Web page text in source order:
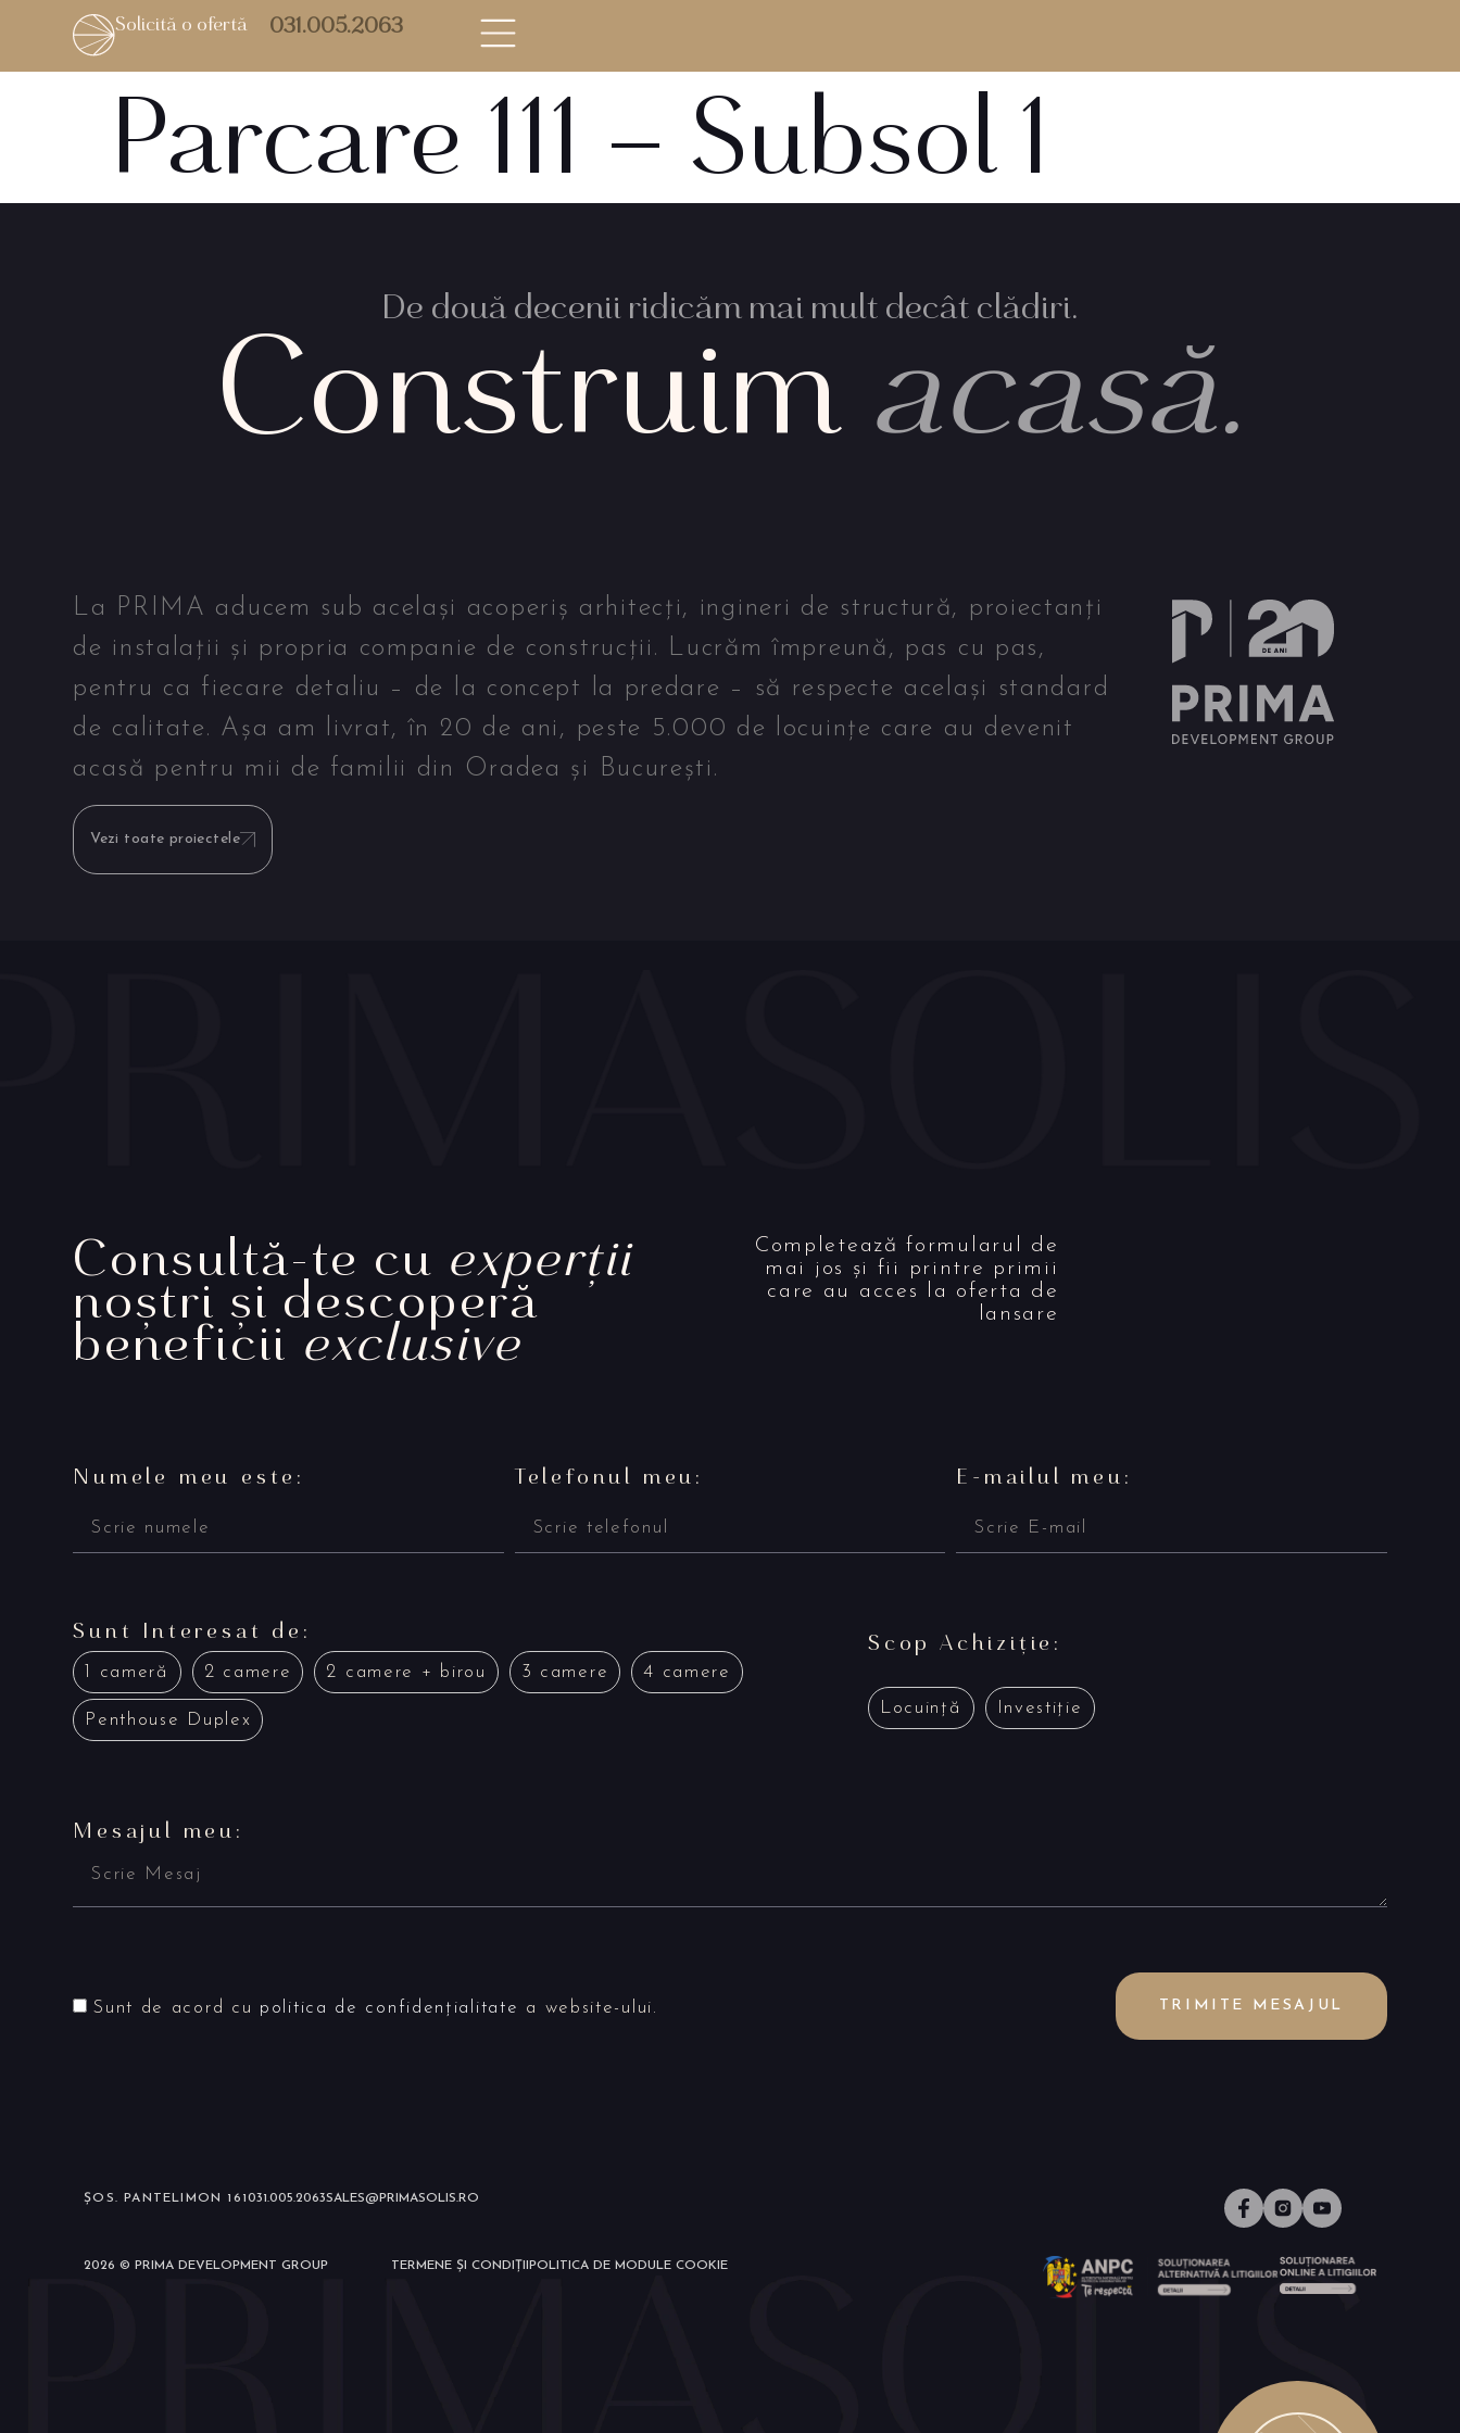
Solicită o ofertă 031.005.2063
Parcare 111 – Subsol 1
De două decenii ridicăm mai mult decât clădiri.
Construim acasă.
La PRIMA aducem sub același acoperiș arhitecți, ingineri de structură, proiectanți
de instalații și propria companie de construcții. Lucrăm împreună, pas cu pas,
pentru ca fiecare detaliu – de la concept la predare – să respecte același standard
de calitate. Așa am livrat, în 20 de ani, peste 5.000 de locuințe care au devenit
acasă pentru mii de familii din Oradea și București.
Vezi toate proiectele
Consultă-te cu experții
noștri și descoperă
beneficii exclusive
Completează formularul de
mai jos și fii printre primii
care au acces la oferta de
lansare
Numele meu este: Telefonul meu: E-mailul meu:
Sunt Interesat de:
1 cameră 2 camere 2 camere + birou 3 camere 4 camere
Penthouse Duplex
Scop Achiziție:
Locuință Investiție
Mesajul meu:
Sunt de acord cu politica de confidențialitate a website-ului. TRIMITE MESAJUL
ȘOS. PANTELIMON 161 031.005.2063SALES@PRIMASOLIS.RO
2026 © PRIMA DEVELOPMENT GROUP TERMENE ȘI CONDIȚII POLITICA DE MODULE COOKIE